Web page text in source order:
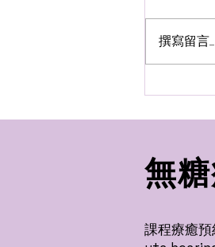
靈氣到
撰寫留言......
無
課程療癒